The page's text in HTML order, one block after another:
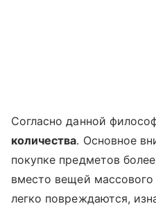
Согласно данной
количества. Основное
покупке предметов
вместо вещей
легко повреждаются,